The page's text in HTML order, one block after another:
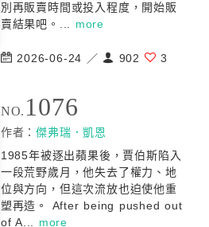
別再販賣時間或投入程度，開始販
賣結果吧。... more
2026-06-24 ／ 902 3
NO. 1076
作者：傑弗瑞．凱恩
1985年被逐出蘋果後，賈伯斯陷入
一段荒野歲月，他失去了權力、地
位與方向，但這次流放也迫使他重
塑再造。 After being pushed out
of A... more